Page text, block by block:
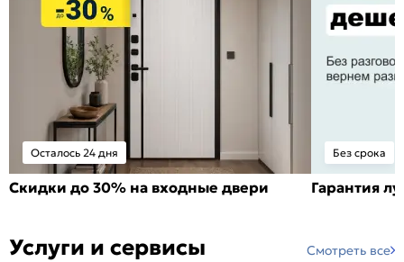
Осталось 24 дня
Скидки до 30% на входные двери
Без срока
Гарантия
Услуги и сервисы Смотреть все